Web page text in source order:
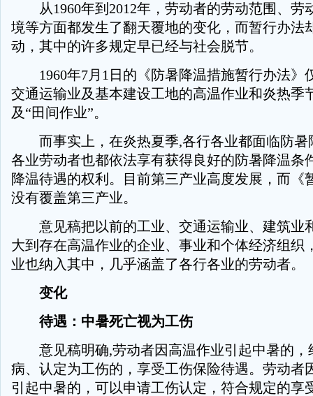
从1960年到2012年，劳动者的劳动范围、劳
境等方面都发生了翻天覆地的变化，而暂行办法
动，其中的许多规定早已经与社会脱节。
1960年7月1日的《防暑降温措施暂行办法》
交通运输业及基本建设工地的高温作业和炎热季
及“田间作业”。
而事实上，在炎热夏季,各行各业都面临防暑
各业劳动者也都依法享有获得良好的防暑降温条
降温待遇的权利。目前第三产业高度发展，而《
没有覆盖第三产业。
意见稿把以前的工业、交通运输业、建筑业
大到存在高温作业的企业、事业和个体经济组织
业也纳入其中，几乎涵盖了各行各业的劳动者。
变化
待遇：中暑死亡视为工伤
意见稿明确,劳动者因高温作业引起中暑的，
病、认定为工伤的，享受工伤保险待遇。劳动者
引起中暑的，可以申请工伤认定，符合规定的享